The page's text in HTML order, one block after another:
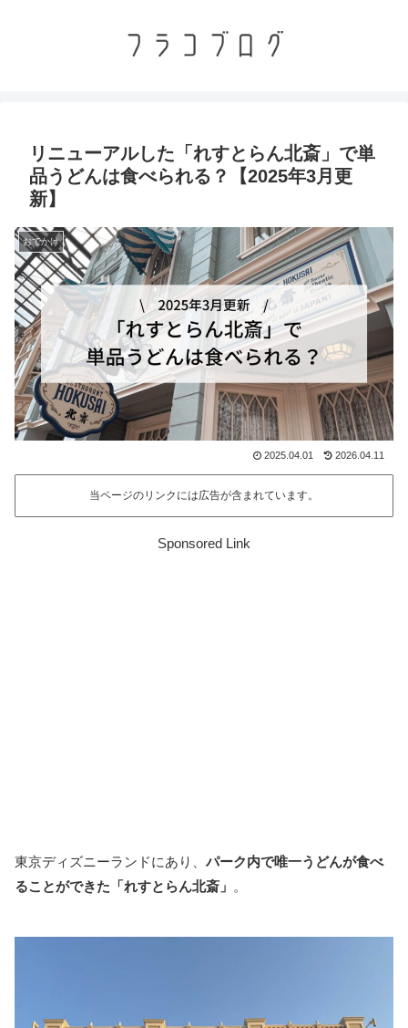
リニューアルした「れすとらん北斎」で単
品うどんは食べられる？【2025年3月更
新】
おでかけ
2025.04.01 2026.04.11
当ページのリンクには広告が含まれています。
Sponsored Link
東京ディズニーランドにあり、 パーク内で唯一うどんが食べ
ることができた「れすとらん北斎」 。